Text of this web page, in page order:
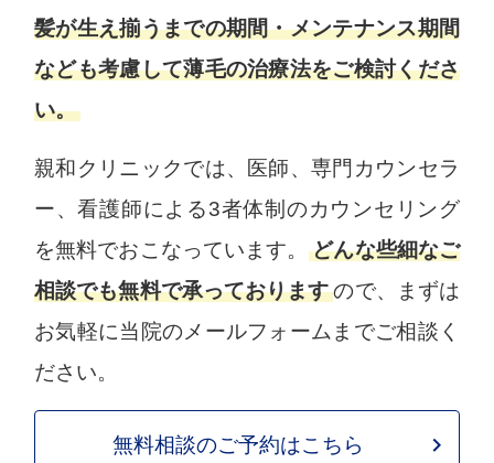
髪が生え揃うまでの期間・メンテナンス期間
なども考慮して薄毛の治療法をご検討くださ
い。
親和クリニックでは、医師、専門カウンセラ
ー、看護師による3者体制のカウンセリング
を無料でおこなっています。
どんな些細なご
相談でも無料で承っておりますので、まずは
お気軽に当院のメールフォームまでご相談く
ださい。
無料相談のご予約はこちら